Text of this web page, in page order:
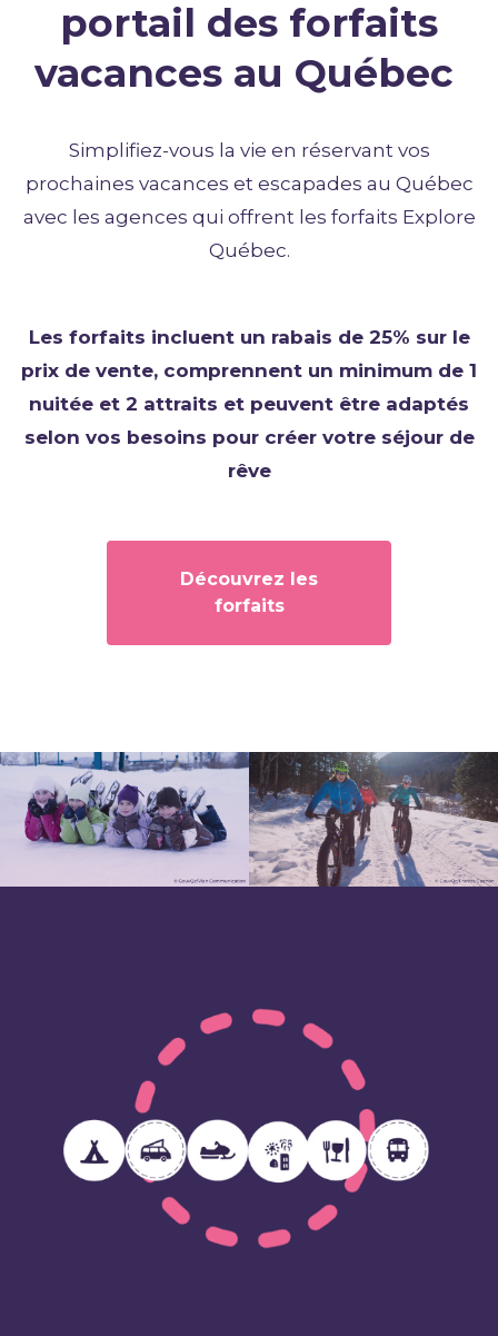
portail des forfaits
vacances au Québec
Simplifiez-vous la vie en réservant vos
prochaines vacances et escapades au Québec
avec les agences qui offrent les forfaits Explore
Québec.
Les forfaits incluent un rabais de 25% sur le
prix de vente, comprennent un minimum de 1
nuitée et 2 attraits et peuvent être adaptés
selon vos besoins pour créer votre séjour de
rêve
Découvrez les
forfaits